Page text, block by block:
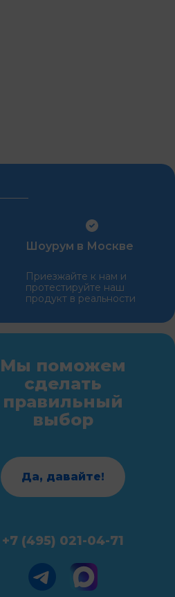
Шоурум в Москве
Приезжайте к нам и
протестируйте наш
продукт в реальности
Мы поможем
сделать
правильный
выбор
Да, давайте!
+7 (495) 021-04-71